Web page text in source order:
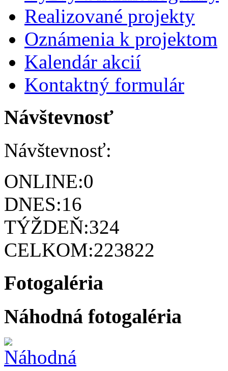
Realizované projekty
Oznámenia k projektom
Kalendár akcií
Kontaktný formulár
Návštevnosť
Návštevnosť:
ONLINE:0
DNES:16
TÝŽDEŇ:324
CELKOM:223822
Fotogaléria
Náhodná fotogaléria